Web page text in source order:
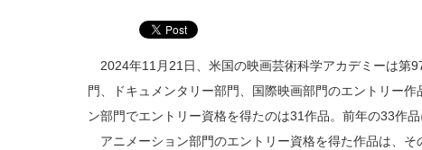
2024年11月21日、米国の映画芸術科学アカデミーは第
門、ドキュメンタリー部門、国際映画部門のエントリー
ン部門でエントリー資格を得たのは31作品。前年の33作
アニメーション部門のエントリー資格を得た作品は、そ